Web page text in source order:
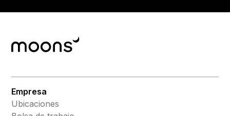
Empresa
Ubicaciones